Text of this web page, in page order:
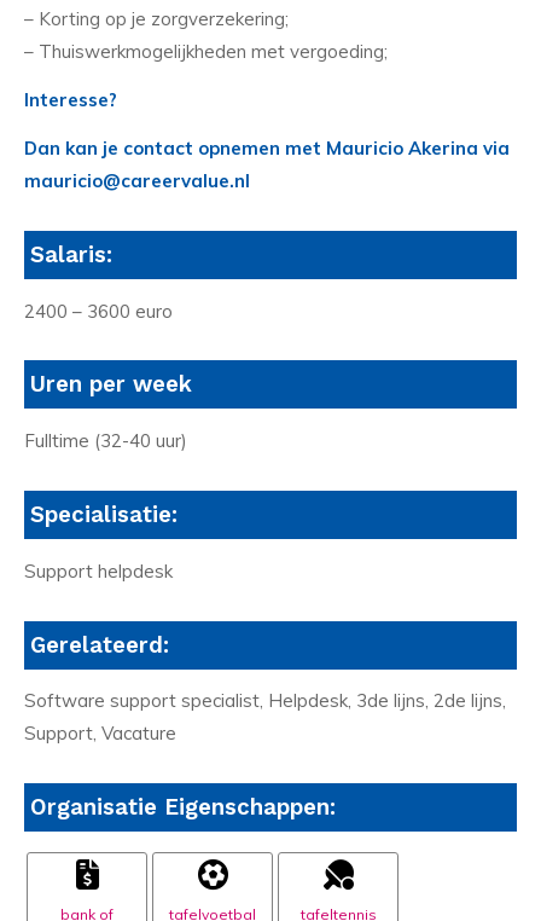
– Korting op je zorgverzekering;
– Thuiswerkmogelijkheden met vergoeding;
Interesse?
Dan kan je contact opnemen met Mauricio Akerina via
mauricio@careervalue.nl
Salaris:
2400 – 3600 euro
Uren per week
Fulltime (32-40 uur)
Specialisatie:
Support helpdesk
Gerelateerd:
Software support specialist, Helpdesk, 3de lijns, 2de lijns,
Support, Vacature
Organisatie Eigenschappen:
bank of tafelvoetbal tafeltennis